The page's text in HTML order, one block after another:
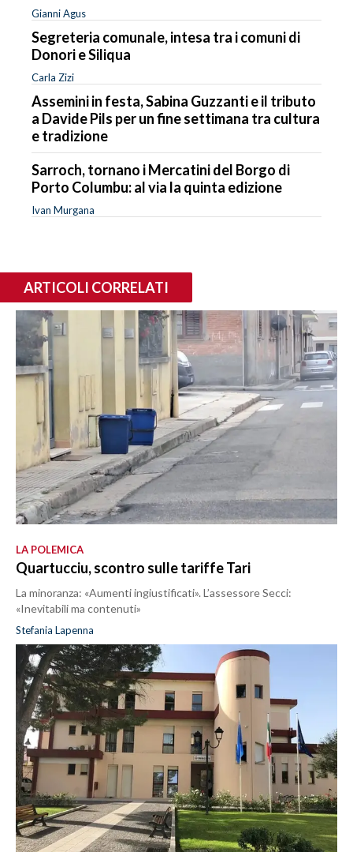
Gianni Agus
Segreteria comunale, intesa tra i comuni di
Donori e Siliqua
Carla Zizi
Assemini in festa, Sabina Guzzanti e il tributo
a Davide Pils per un fine settimana tra cultura
e tradizione
Sarroch, tornano i Mercatini del Borgo di
Porto Columbu: al via la quinta edizione
Ivan Murgana
ARTICOLI CORRELATI
LA POLEMICA
Quartucciu, scontro sulle tariffe Tari
La minoranza: «Aumenti ingiustificati». L’assessore Secci:
«Inevitabili ma contenuti»
Stefania Lapenna